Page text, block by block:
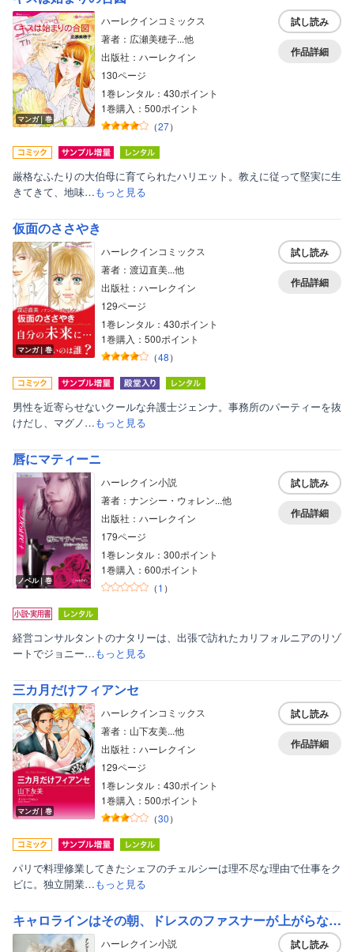
マンガ｜巻
ハーレクインコミックス
著者：広瀬美穂子...他
出版社：ハーレクイン
130ページ
1巻レンタル：430ポイント
1巻購入：500ポイント
（27）
試し読み
作品詳細
厳格なふたりの大伯母に育てられたハリエット。教えに従って堅実に生
きてきて、地味…もっと見る
仮面のささやき
マンガ｜巻
ハーレクインコミックス
著者：渡辺直美...他
出版社：ハーレクイン
129ページ
1巻レンタル：430ポイント
1巻購入：500ポイント
（48）
試し読み
作品詳細
男性を近寄らせないクールな弁護士ジェンナ。事務所のパーティーを抜
けだし、マグノ…もっと見る
唇にマティーニ
ノベル｜巻
ハーレクイン小説
著者：ナンシー・ウォレン...他
出版社：ハーレクイン
179ページ
1巻レンタル：300ポイント
1巻購入：600ポイント
（1 ）
試し読み
作品詳細
経営コンサルタントのナタリーは、出張で訪れたカリフォルニアのリゾ
ートでジョニー…もっと見る
三カ月だけフィアンセ
マンガ｜巻
ハーレクインコミックス
著者：山下友美...他
出版社：ハーレクイン
129ページ
1巻レンタル：430ポイント
1巻購入：500ポイント
（30）
試し読み
作品詳細
パリで料理修業してきたシェフのチェルシーは理不尽な理由で仕事をク
ビに。独立開業…もっと見る
キャロラインはその朝、ドレスのファスナーが上がらなかった
ハーレクイン小説
試し読み